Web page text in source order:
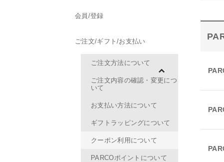
会員/登録
ご注文/ギフト/お支払い
ご注文方法について
ご注文内容の確認・変更につ
いて
お支払い方法について
ギフトラッピングについて
クーポン利用について
PARCOポイントについて